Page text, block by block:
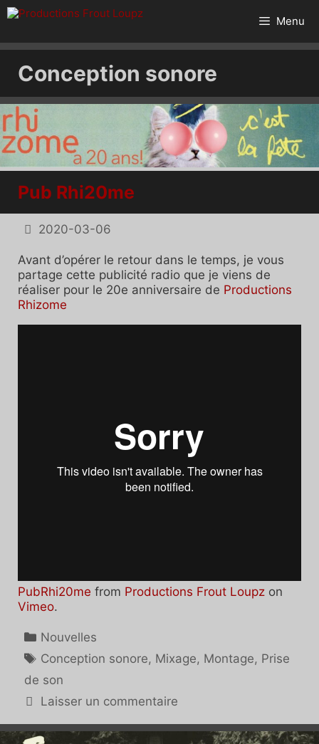
Aller
au
Menu
Conception sonore
Pub Rhi20me
2020-03-06
Avant d’opérer le retour dans le temps, je vous
partage cette publicité radio que je viens de
réaliser pour le 20e anniversaire de Productions
Rhizome
PubRhi20me from Productions Frout Loupz on
Vimeo.
Catégories
Nouvelles
Étiquettes
Conception sonore, Mixage, Montage, Prise
de son
Laisser un commentaire